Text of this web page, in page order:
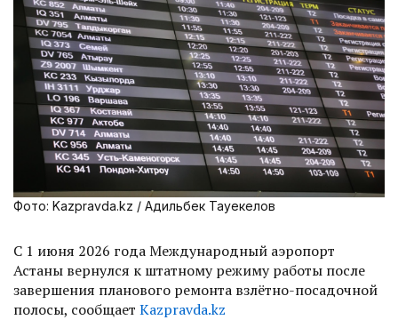
Фото: Kazpravda.kz / Адильбек Тауекелов
С 1 июня 2026 года Международный аэропорт
Астаны вернулся к штатному режиму работы после
завершения планового ремонта взлётно-посадочной
полосы, сообщает Kazpravda.kz